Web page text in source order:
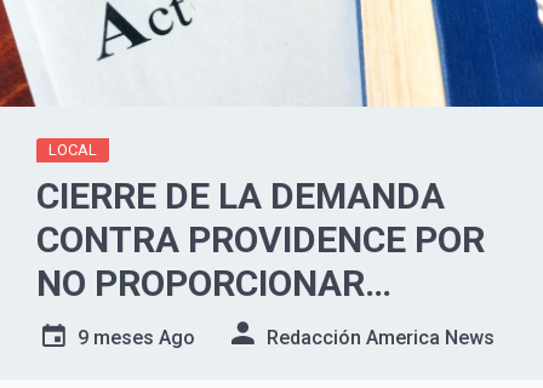
LOCAL
CIERRE DE LA DEMANDA
CONTRA PROVIDENCE POR
NO PROPORCIONAR
SERVICIOS DE EDUCACIÓN
9 meses Ago Redacción America News